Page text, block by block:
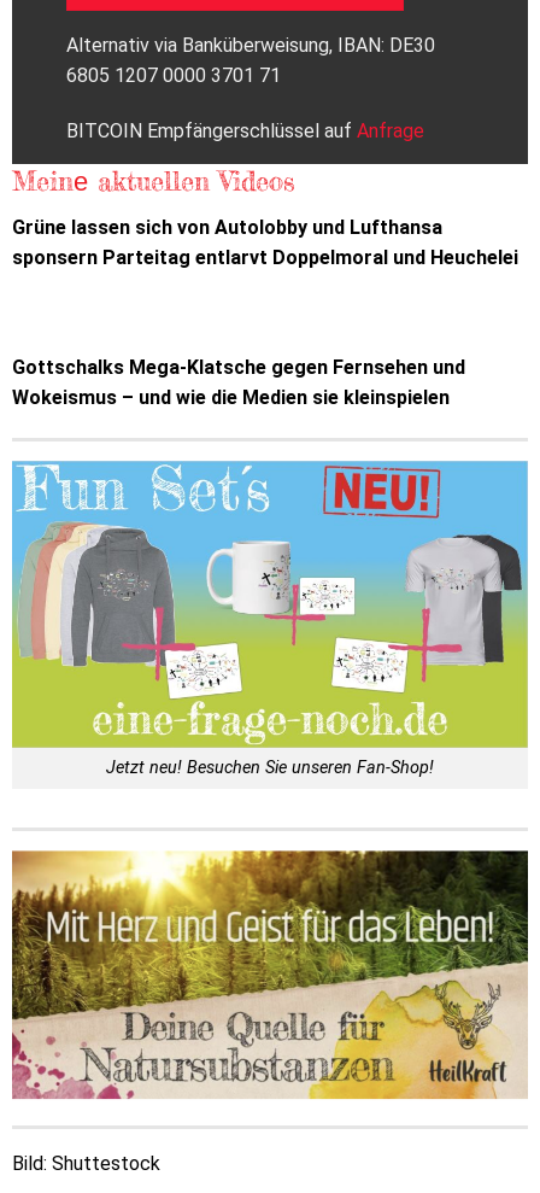
Alternativ via Banküberweisung, IBAN: DE30
6805 1207 0000 3701 71
BITCOIN Empfängerschlüssel auf Anfrage
Meinе aktuellen Videos
Grüne lassen sich von Autolobby und Lufthansa
sponsern Parteitag entlarvt Doppelmoral und Heuchelei
Gottschalks Mega-Klatsche gegen Fernsehen und
Wokeismus – und wie die Medien sie kleinspielen
Jetzt neu! Besuchen Sie unseren Fan-Shop!
Bild: Shuttestock